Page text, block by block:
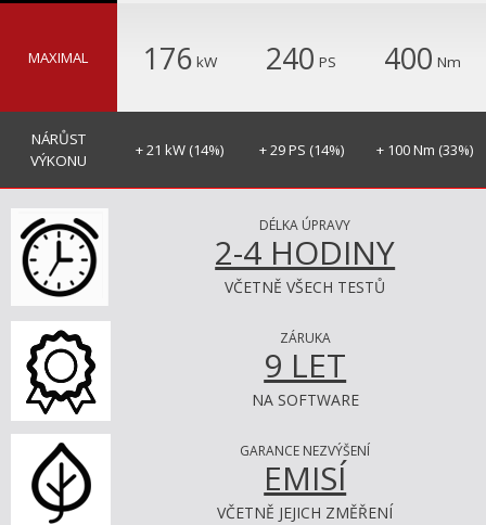
MAXIMAL 176 kW 240 PS 400 Nm
NÁRŮST
VÝKONU
+ 21 kW (14%) + 29 PS (14%) + 100 Nm (33%)
DÉLKA ÚPRAVY
2-4 HODINY
VČETNĚ VŠECH TESTŮ
ZÁRUKA
9 LET
NA SOFTWARE
GARANCE NEZVÝŠENÍ
EMISÍ
VČETNĚ JEJICH ZMĚŘENÍ